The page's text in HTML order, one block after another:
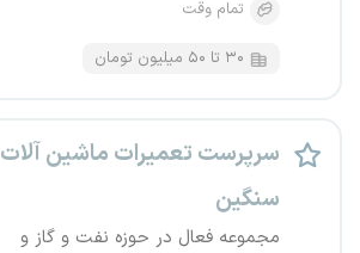
تمام وقت
۳۰ تا ۵۰ میلیون تومان
سرپرست تعمیرات ماشین آلات
سنگین
مجموعه فعال در حوزه نفت و گاز و